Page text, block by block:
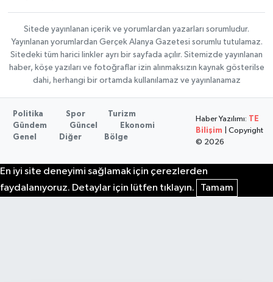
Sitede yayınlanan içerik ve yorumlardan yazarları sorumludur.
Yayınlanan yorumlardan Gerçek Alanya Gazetesi sorumlu tutulamaz.
Sitedeki tüm harici linkler ayrı bir sayfada açılır. Sitemizde yayınlanan
haber, köşe yazıları ve fotoğraflar izin alınmaksızın kaynak gösterilse
dahi, herhangi bir ortamda kullanılamaz ve yayınlanamaz
Politika Spor
Turizm
Gündem
Güncel
Ekonomi
Genel
Diğer Bölge
Haber Yazılımı:
TE
Bilişim | Copyright
© 2026
En iyi site deneyimi sağlamak için çerezlerden
faydalanıyoruz. Detaylar için lütfen tıklayın.
Tamam